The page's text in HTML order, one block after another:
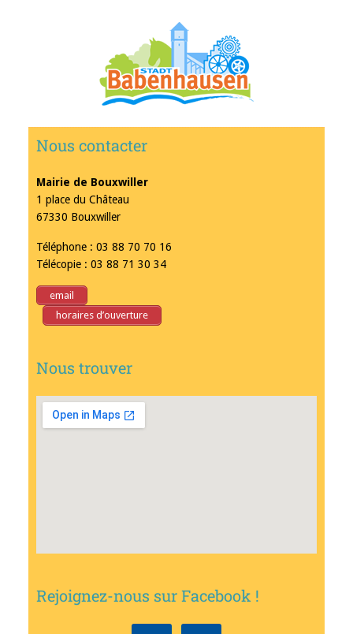
Nous contacter
Mairie de Bouxwiller
1 place du Château
67330 Bouxwiller
Téléphone : 03 88 70 70 16
Télécopie : 03 88 71 30 34
email
horaires d’ouverture
Nous trouver
Rejoignez-nous sur Facebook !